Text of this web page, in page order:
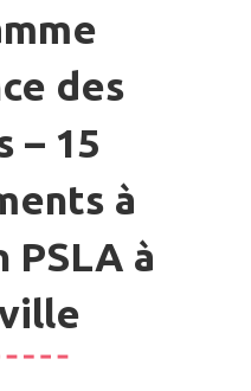
des
– 15
à
PSLA à